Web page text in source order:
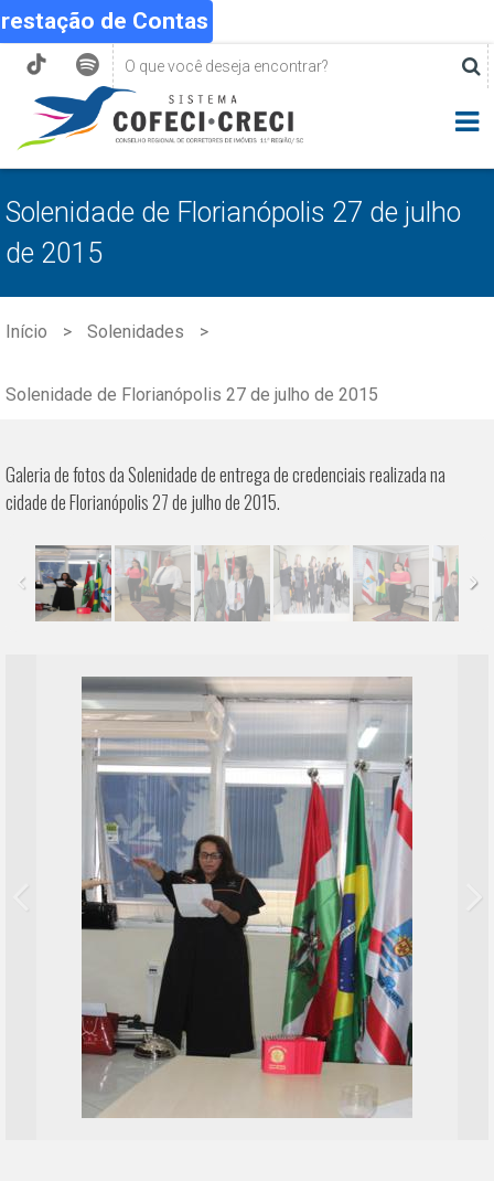
de Contas
Solenidade de Florianópolis 27 de julho
de 2015
Início Solenidades
Solenidade de Florianópolis 27 de julho de 2015
Galeria de fotos da Solenidade de entrega de credenciais realizada na
cidade de Florianópolis 27 de julho de 2015.